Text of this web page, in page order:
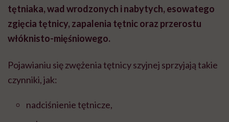
tętniaka, wad wrodzonych i nabytych, esowatego
zgięcia tętnicy, zapalenia tętnic oraz przerostu
włóknisto-mięśniowego.
Pojawianiu się zwężenia tętnicy szyjnej sprzyjają takie
czynniki, jak:
nadciśnienie tętnicze,